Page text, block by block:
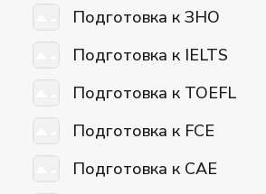
Подготовка к ЗНО
Подготовка к IELTS
Подготовка к TOEFL
Подготовка к FCE
Подготовка к CAE